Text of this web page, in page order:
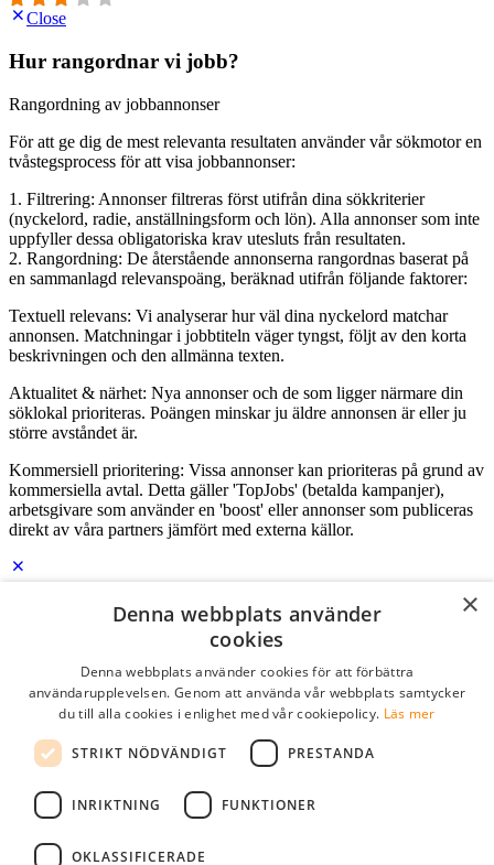
Close
Hur rangordnar vi jobb?
Rangordning av jobbannonser
För att ge dig de mest relevanta resultaten använder vår sökmotor en
tvåstegsprocess för att visa jobbannonser:
1. Filtrering: Annonser filtreras först utifrån dina sökkriterier
(nyckelord, radie, anställningsform och lön). Alla annonser som inte
uppfyller dessa obligatoriska krav utesluts från resultaten.
2. Rangordning: De återstående annonserna rangordnas baserat på
en sammanlagd relevanspoäng, beräknad utifrån följande faktorer:
Textuell relevans: Vi analyserar hur väl dina nyckelord matchar
annonsen. Matchningar i jobbtiteln väger tyngst, följt av den korta
beskrivningen och den allmänna texten.
Aktualitet & närhet: Nya annonser och de som ligger närmare din
söklokal prioriteras. Poängen minskar ju äldre annonsen är eller ju
större avståndet är.
Kommersiell prioritering: Vissa annonser kan prioriteras på grund av
kommersiella avtal. Detta gäller 'TopJobs' (betalda kampanjer),
arbetsgivare som använder en 'boost' eller annonser som publiceras
direkt av våra partners jämfört med externa källor.
Logga in som företag
Lösenord
kom ihåg mig
logga in
Kostnadsfri företagsprofil
×
Denna webbplats använder
cookies
Denna webbplats använder cookies för att förbättra
användarupplevelsen. Genom att använda vår webbplats samtycker
du till alla cookies i enlighet med vår cookiepolicy. Läs mer
STRIKT NÖDVÄNDIGT PRESTANDA
INRIKTNING FUNKTIONER
OKLASSIFICERADE